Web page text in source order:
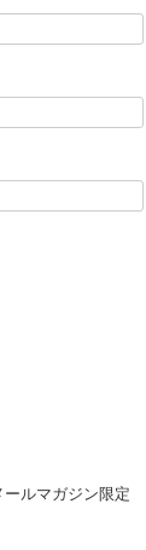
ルマガジン限定